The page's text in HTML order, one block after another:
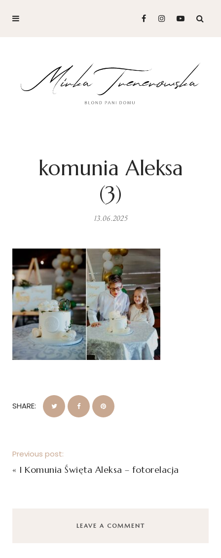
komunia Aleksa
(3)
13.06.2025
SHARE:
Previous post:
« I Komunia Święta Aleksa – fotorelacja
LEAVE A COMMENT